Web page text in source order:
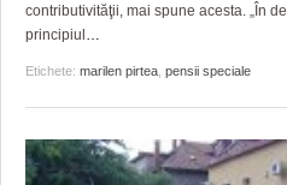
contributivităţii, mai spune acesta. „În
principiul
Etichete: marilen pirtea pensii speciale